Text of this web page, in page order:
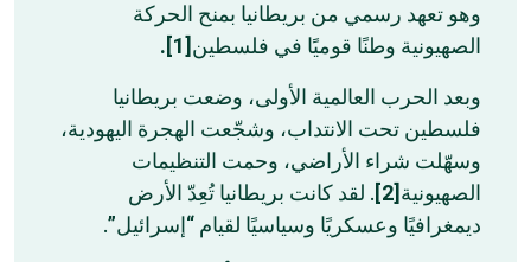
وهو تعهد رسمي من بريطانيا بمنح الحركة
الصهيونية وطنًا قوميًا في فلسطين [1].
وبعد الحرب العالمية الأولى، وضعت بريطانيا
فلسطين تحت الانتداب، وشجّعت الهجرة اليهودية،
وسهّلت شراء الأراضي، وحمت التنظيمات
الصهيونية [2]
. لقد كانت بريطانيا تُعِدّ الأرض
ديمغرافيًا وعسكريًا وسياسيًا لقيام “إسرائيل”.